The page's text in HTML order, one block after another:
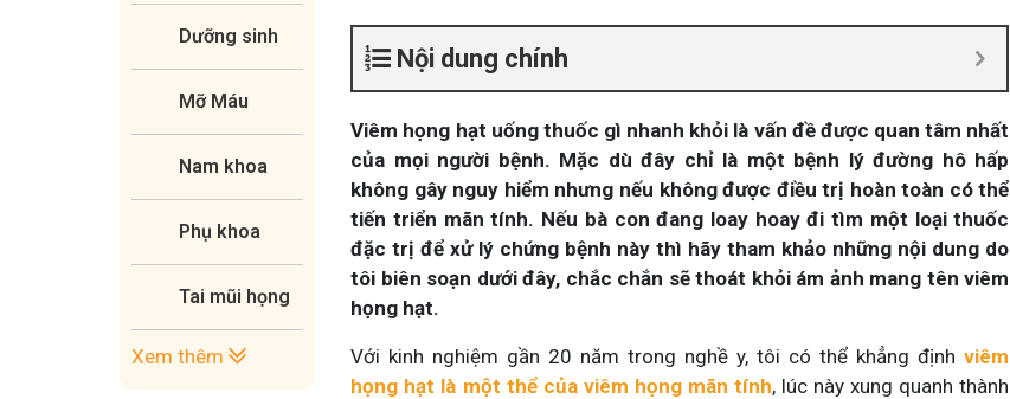
Dưỡng sinh
Mỡ Máu
Nam khoa
Phụ khoa
Tai mũi họng
Xem thêm
Nội dung chính
Viêm họng hạt uống thuốc gì nhanh khỏi là vấn đề được quan tâm nhất
của mọi người bệnh. Mặc dù đây chỉ là một bệnh lý đường hô hấp
không gây nguy hiểm nhưng nếu không được điều trị hoàn toàn có thể
tiến triển mãn tính. Nếu bà con đang loay hoay đi tìm một loại thuốc
đặc trị để xử lý chứng bệnh này thì hãy tham khảo những nội dung do
tôi biên soạn dưới đây, chắc chắn sẽ thoát khỏi ám ảnh mang tên viêm
họng hạt.
Với kinh nghiệm gần 20 năm trong nghề y, tôi có thể khẳng địnhviêm
họng hạt là một thể của viêm họng mãn tính, lúc này xung quanh thành